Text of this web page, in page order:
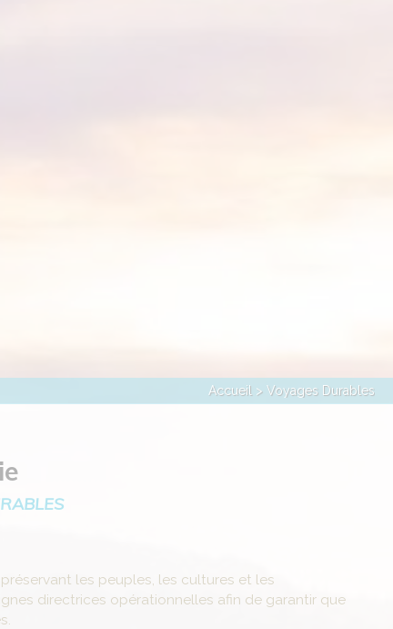
Accueil > Voyages Durables
les peuples, les cultures et les
directrices opérationnelles afin de garantir que